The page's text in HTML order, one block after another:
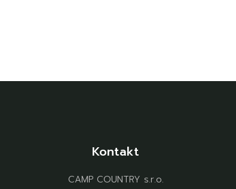
Kontakt
CAMP COUNTRY s.r.o.